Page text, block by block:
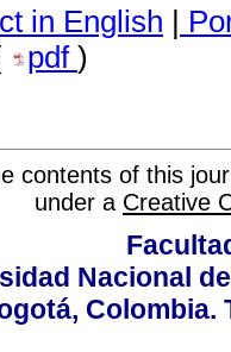
in English |
pdf )
contents of this
under a Creative
Nacional
Colombia.